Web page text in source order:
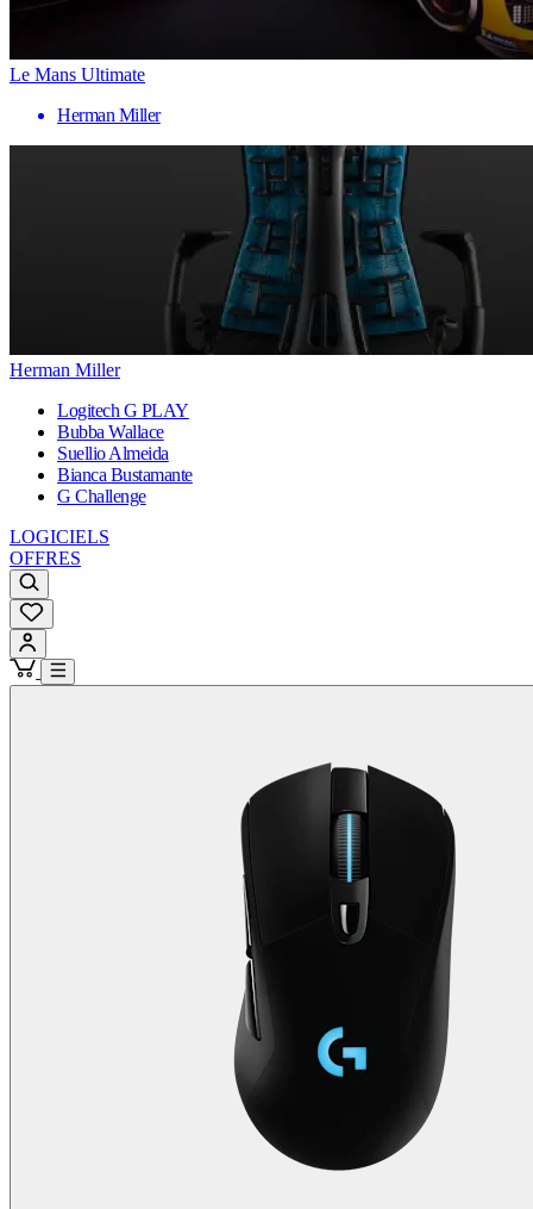
Le Mans Ultimate
Herman Miller
Herman Miller
Logitech G PLAY
Bubba Wallace
Suellio Almeida
Bianca Bustamante
G Challenge
LOGICIELS
OFFRES